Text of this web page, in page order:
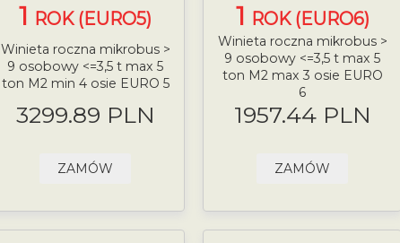
1 ROK (EURO5)
Winieta roczna mikrobus >
9 osobowy <=3,5 t max 5
ton M2 min 4 osie EURO 5
3299.89 PLN
ZAMÓW
1 ROK (EURO6)
Winieta roczna mikrobus >
9 osobowy <=3,5 t max 5
ton M2 max 3 osie EURO
6
1957.44 PLN
ZAMÓW